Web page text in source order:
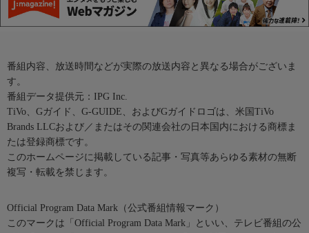
番組内容、放送時間などが実際の放送内容と異なる場合がございま
す。
番組データ提供元：IPG Inc.
TiVo、Gガイド、G-GUIDE、およびGガイドロゴは、米国TiVo
Brands LLCおよび／またはその関連会社の日本国内における商標ま
たは登録商標です。
このホームページに掲載している記事・写真等あらゆる素材の無断
複写・転載を禁じます。
Official Program Data Mark（公式番組情報マーク）
このマークは「Official Program Data Mark」といい、テレビ番組の公